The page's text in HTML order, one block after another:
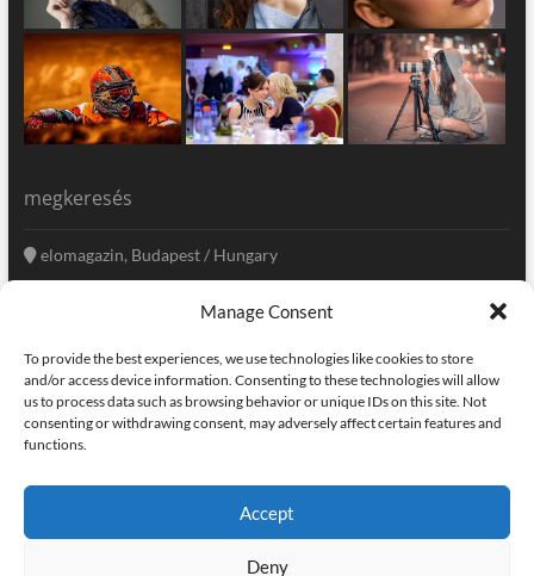
Manage Consent
To provide the best experiences, we use technologies like cookies to store
and/or access device information. Consenting to these technologies will allow
us to process data such as browsing behavior or unique IDs on this site. Not
consenting or withdrawing consent, may adversely affect certain features and
functions.
Accept
Deny
megkeresés
elomagazin, Budapest / Hungary
szerkesztoseg@elomagazin.com
elomagazin
home adatvédelem impresszum kapcsolat